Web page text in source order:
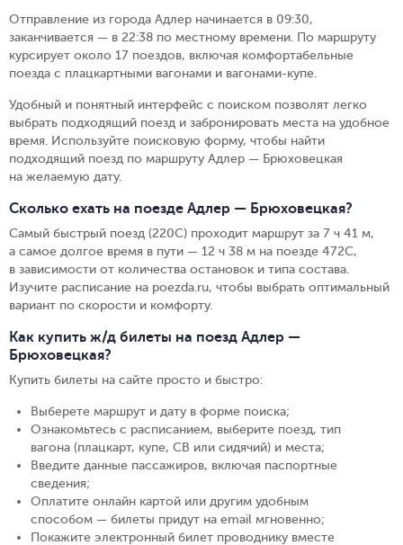
Отправление из города Адлер начинается в 09:30,
заканчивается — в 22:38 по местному времени. По маршруту
курсирует около 17 поездов, включая комфортабельные
поезда с плацкартными вагонами и вагонами-купе.
Удобный и понятный интерфейс с поиском позволят легко
выбрать подходящий поезд и забронировать места на удобное
время. Используйте поисковую форму, чтобы найти
подходящий поезд по маршруту Адлер — Брюховецкая
на желаемую дату.
Сколько ехать на поезде Адлер — Брюховецкая?
Самый быстрый поезд (220С) проходит маршрут за 7 ч 41 м,
а самое долгое время в пути — 12 ч 38 м на поезде 472С,
в зависимости от количества остановок и типа состава.
Изучите расписание на poezda.ru, чтобы выбрать оптимальный
вариант по скорости и комфорту.
Как купить ж/д билеты на поезд Адлер —
Брюховецкая?
Купить билеты на сайте просто и быстро:
Выберете маршрут и дату в форме поиска;
Ознакомьтесь с расписанием, выберите поезд, тип
вагона (плацкарт, купе, СВ или сидячий) и места;
Введите данные пассажиров, включая паспортные
сведения;
Оплатите онлайн картой или другим удобным
способом — билеты придут на email мгновенно;
Покажите электронный билет проводнику вместе